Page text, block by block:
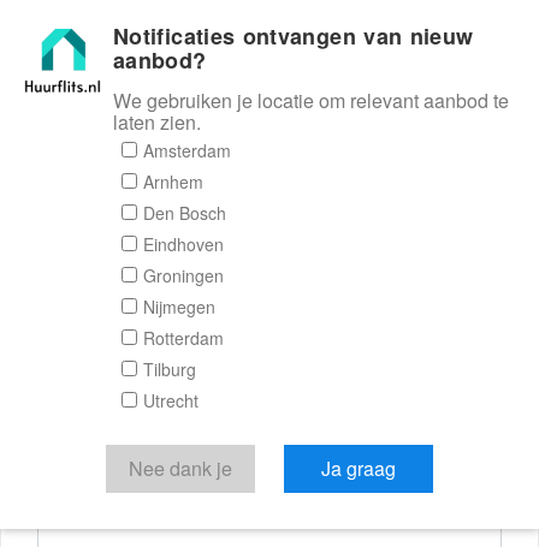
Huurflits
Reactieformulier
Huurflits
Verstuur je bericht
Door een bericht te sturen kom je in contact met de
aanbieder of makelaar van de woning.
Notificaties ontvangen van nieuw
aanbod?
We gebruiken je locatie om relevant aanbod te
laten zien.
Amsterdam
Arnhem
Den Bosch
Eindhoven
Groningen
Nijmegen
Rotterdam
Tilburg
Utrecht
Nee dank je Ja graag